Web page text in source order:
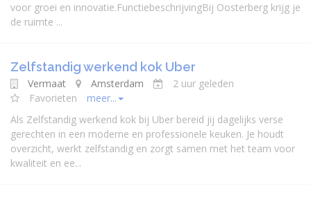
voor groei en innovatie.FunctiebeschrijvingBij Oosterberg krijg je
de ruimte ...
Zelfstandig werkend kok Uber
Vermaat Amsterdam
2 uur geleden
Favorieten
meer...
Als Zelfstandig werkend kok bij Uber bereid jij dagelijks verse
gerechten in een moderne en professionele keuken. Je houdt
overzicht, werkt zelfstandig en zorgt samen met het team voor
kwaliteit en ee...